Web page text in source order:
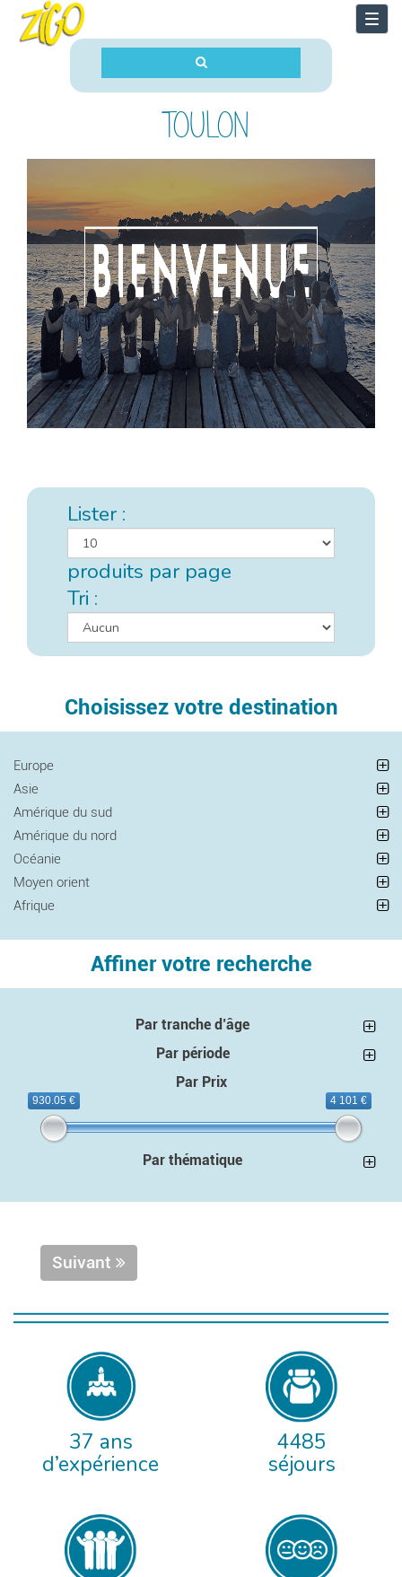
TOULON
Lister :
produits par page
Tri :
Choisissez votre destination
Europe
Asie
Amérique du sud
Amérique du nord
Océanie
Moyen orient
Afrique
Affiner votre recherche
Par tranche d’âge
Par période
Par Prix
930.05 € 4 101 €
Par thématique
Suivant
37 ans
d’expérience
4485
séjours